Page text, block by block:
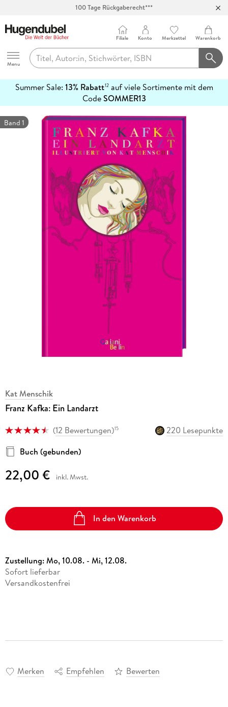
Hugendubel
Menu
Filiale Konto Merkzettel Warenkorb
Summer Sale: 13% Rabatt12auf viele Sortimente mit dem
CodeSOMMER13
erfahren
Band 1
Kat Menschik
Franz Kafka: Ein Landarzt
(12 Bewertungen)15
220 Lesepunkte
Buch (gebunden)
22,00 € inkl. Mwst.
In den Warenkorb
Zustellung:Mo, 10.08. - Mi, 12.08.
Sofort lieferbar
Versandkostenfrei
Merken Empfehlen Bewerten